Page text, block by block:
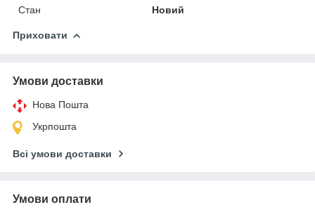
Стан
Новий
Приховати
Умови доставки
Нова Пошта
Укрпошта
Всі умови доставки
Умови оплати